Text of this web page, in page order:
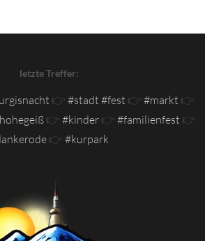
letzte Treffer:
👉 #stadt #fest 👉 #markt 👉
👉 #kinder 👉 #familienfest 👉
👉 #kurpark